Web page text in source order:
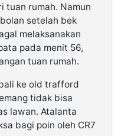
tuan rumah. Namun
setelah bek
melaksanakan
pada menit 56,
tuan rumah.
ke old trafford
tidak bisa
lawan. Atalanta
bagi poin oleh CR7